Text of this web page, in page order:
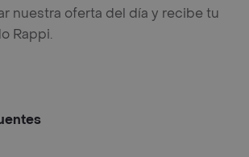
nuestra oferta del día y recibe tu
Rappi.